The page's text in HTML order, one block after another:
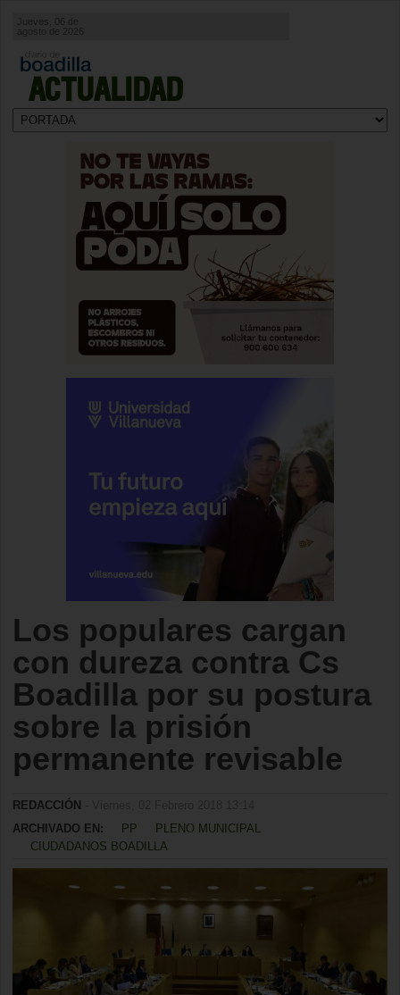
ACTUALIDAD
agosto de 2026
Los populares cargan
con dureza contra Cs
Boadilla por su postura
sobre la prisión
permanente revisable
REDACCIÓN
ARCHIVADO EN:
PP
PLENO MUNICIPAL
CIUDADANOS BOADILLA